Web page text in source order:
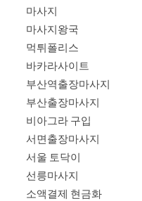
마사지
마사지왕국
먹튀폴리스
바카라사이트
부산역출장마사지
부산출장마사지
비아그라 구입
서면출장마사지
서울 토닥이
선릉마사지
소액결제 현금화